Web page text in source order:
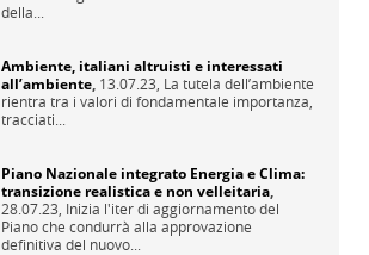
della...
Ambiente, italiani altruisti e interessati
all’ambiente, 13.07.23, La tutela dell’ambiente
rientra tra i valori di fondamentale importanza,
tracciati...
Piano Nazionale integrato Energia e Clima:
transizione realistica e non velleitaria,
28.07.23, Inizia l'iter di aggiornamento del
Piano che condurrà alla approvazione
definitiva del nuovo...